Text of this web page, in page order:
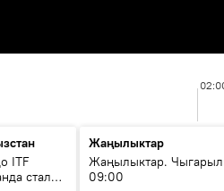
ITF
стала
Жаңылыктар
Жаңылыктар.
09:00